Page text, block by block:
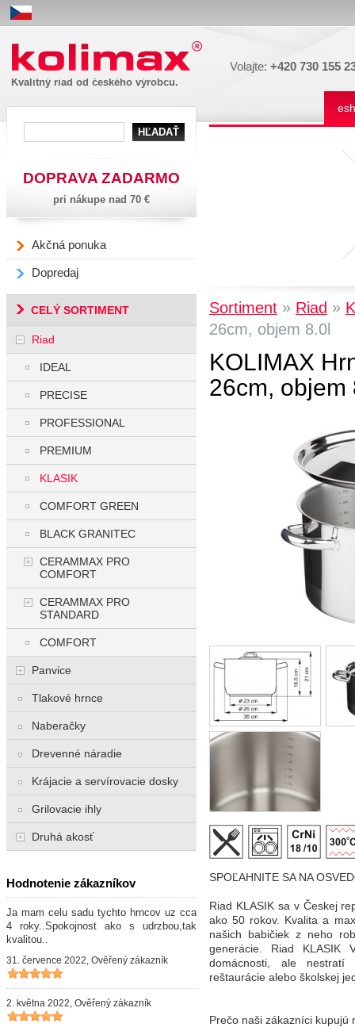
Kolimax
Sortiment » Riad »
26cm, objem 8.0l
KOLIMAX
26cm, objem
SPOĽAHNITE SA NA
Riad KLASIK sa v Českej
ako 50 rokov. Kvalita a
našich babičiek z neho
generácie. Riad KLASIK
domácnosti, ale
reštaurácie alebo školskej
Prečo naši zákazníci kupujú
DOPRAVA ZADARMO
pri nákupe nad 70 €
Akčná ponuka
Dopredaj
CELÝ SORTIMENT
Riad
IDEAL
PRECISE
PROFESSIONAL
PREMIUM
KLASIK
COMFORT GREEN
BLACK GRANITEC
CERAMMAX PRO
COMFORT
CERAMMAX PRO
STANDARD
COMFORT
Panvice
Tlakové hrnce
Naberačky
Drevenné náradie
Krájacie a servírovacie dosky
Grilovacie ihly
Druhá akosť
Hodnotenie zákazníkov
Ja mam celu sadu tychto hrncov uz cca
4 roky..Spokojnost ako s udrzbou,tak
kvalitou..
31. července 2022, Ověřený zákazník
2. května 2022, Ověřený zákazník
Kvalitný riad od českého výrobcu.
Volajte: +420 730 155